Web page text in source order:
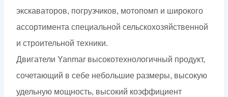
экскаваторов, погрузчиков, мотопомп и широкого
ассортимента специальной сельскохозяйственной
и строительной техники.
Двигатели Yanmar высокотехнологичный продукт,
сочетающий в себе небольшие размеры, высокую
удельную мощность, высокий коэффициент